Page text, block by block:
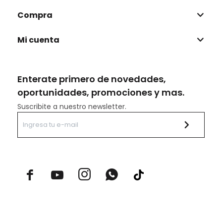
Enterate primero de novedades,
oportunidades, promociones y mas.
Suscribite a nuestro newsletter.
  
Compra
Mi cuenta